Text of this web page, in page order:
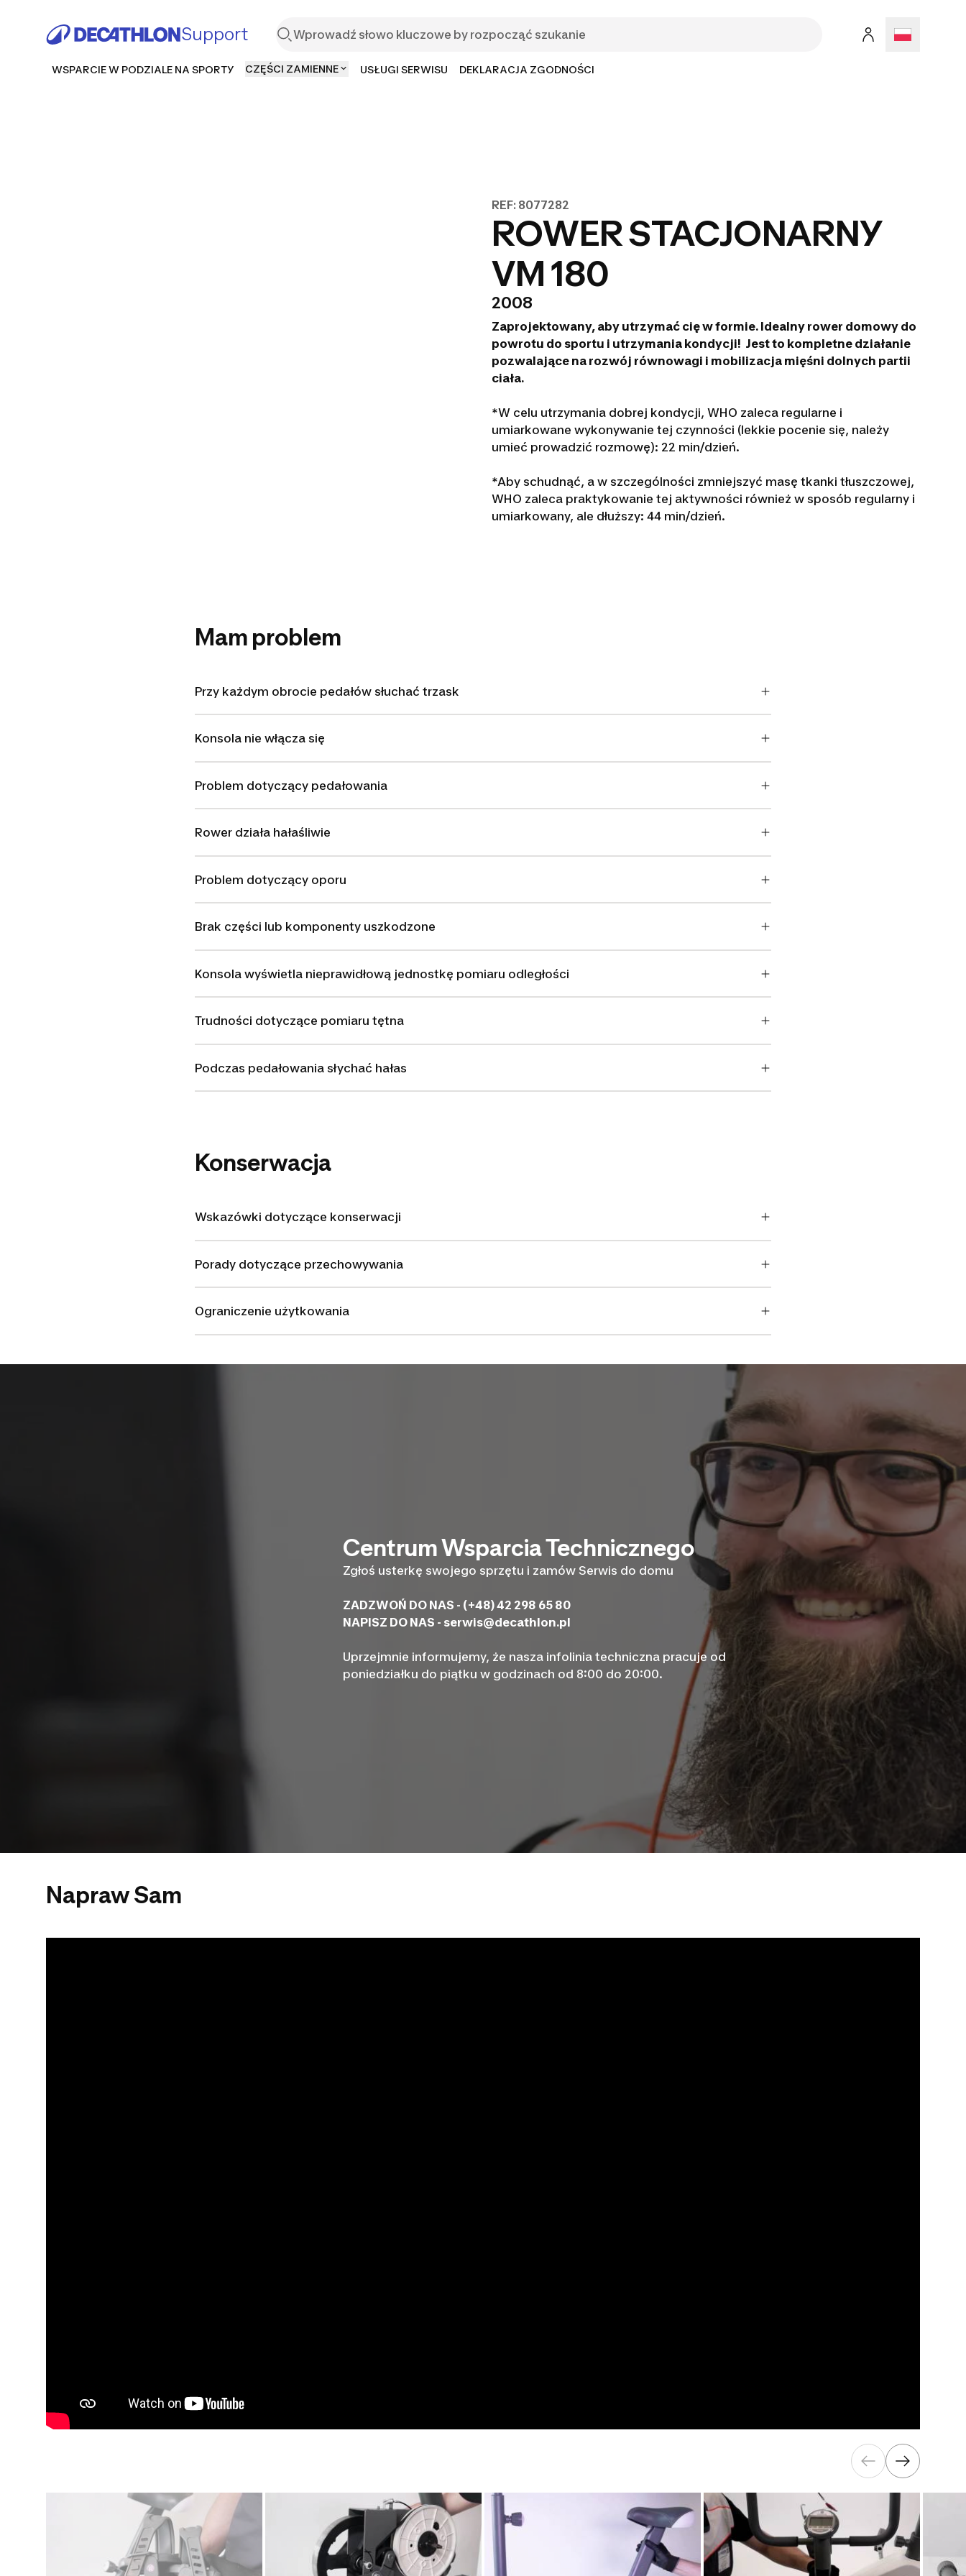
Support
WSPARCIE W PODZIALE NA SPORTY CZĘŚCI ZAMIENNE USŁUGI SERWISU DEKLARACJA ZGODNOŚCI
REF: 8077282
ROWER STACJONARNY
VM 180
2008
Zaprojektowany, aby utrzymać cię w formie. Idealny rower domowy do
powrotu do sportu i utrzymania kondycji! Jest to kompletne działanie
pozwalające na rozwój równowagi i mobilizacja mięśni dolnych partii
ciała.
*W celu utrzymania dobrej kondycji, WHO zaleca regularne i
umiarkowane wykonywanie tej czynności (lekkie pocenie się, należy
umieć prowadzić rozmowę): 22 min/dzień.
*Aby schudnąć, a w szczególności zmniejszyć masę tkanki tłuszczowej,
WHO zaleca praktykowanie tej aktywności również w sposób regularny i
umiarkowany, ale dłuższy: 44 min/dzień.
Mam problem
Przy każdym obrocie pedałów słuchać trzask
Konsola nie włącza się
Problem dotyczący pedałowania
Rower działa hałaśliwie
Problem dotyczący oporu
Brak części lub komponenty uszkodzone
Konsola wyświetla nieprawidłową jednostkę pomiaru odległości
Trudności dotyczące pomiaru tętna
Podczas pedałowania słychać hałas
Konserwacja
Wskazówki dotyczące konserwacji
Porady dotyczące przechowywania
Ograniczenie użytkowania
Centrum Wsparcia Technicznego
Zgłoś usterkę swojego sprzętu i zamów Serwis do domu
ZADZWOŃ DO NAS - (+48) 42 298 65 80
NAPISZ DO NAS - serwis@decathlon.pl
Uprzejmnie informujemy, że nasza infolinia techniczna pracuje od
poniedziałku do piątku w godzinach od 8:00 do 20:00.
Napraw Sam